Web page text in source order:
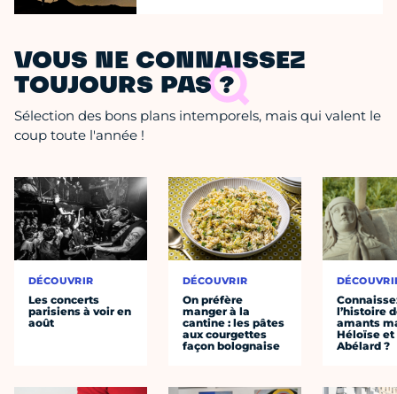
VOUS NE CONNAISSEZ
TOUJOURS PAS ?
Sélection des bons plans intemporels, mais qui valent le
coup toute l'année !
DÉCOUVRIR
Les concerts
parisiens à voir en
août
DÉCOUVRIR
On préfère
manger à la
cantine : les pâtes
aux courgettes
façon bolognaise
l’histoire
amants
Héloïse et
Abélard ?